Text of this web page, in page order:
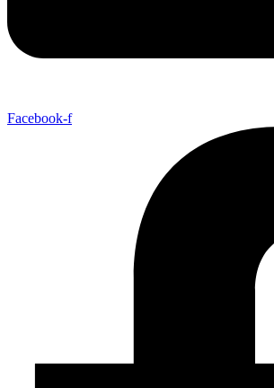
Facebook-f